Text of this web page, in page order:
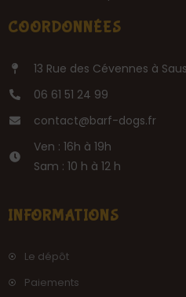
COORDONNÉES
13 Rue des Cévennes à
06 61 51 24 99
contact@barf-dogs.fr
Ven : 16h à 19h
Sam : 10 h à 12 h
INFORMATIONS
Le dépôt
Paiements